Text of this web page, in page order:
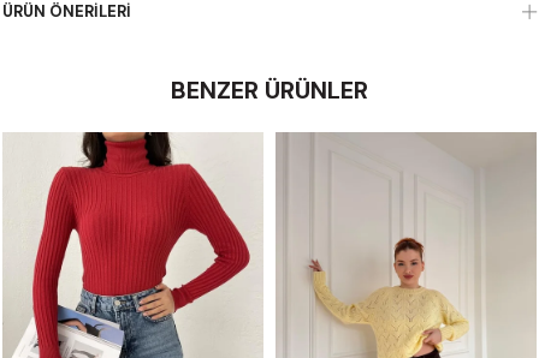
ÜRÜN ÖNERILERI
BENZER ÜRÜNLER